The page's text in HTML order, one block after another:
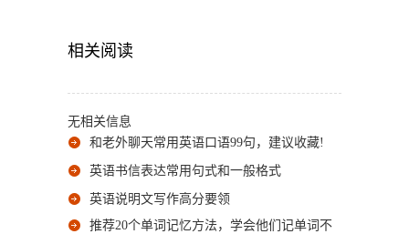
相关阅读
无相关信息
和老外聊天常用英语口语99句，建议收藏!
英语书信表达常用句式和一般格式
英语说明文写作高分要领
推荐20个单词记忆方法，学会他们记单词不